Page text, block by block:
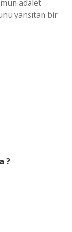
adalet
yansıtan bir
?